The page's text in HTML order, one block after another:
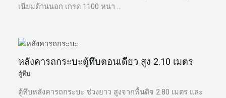
เนียมด้านนอก เกรด 1100 หนา …
หลังคารถกระบะตู้ทึบตอนเดียว สูง 2.10 เมตร
ตู้ทึบ
ตู้ทึบหลังคารถกระบะ ช่วงยาว สูงจากพื้นดิจ 2.80 เมตร และ